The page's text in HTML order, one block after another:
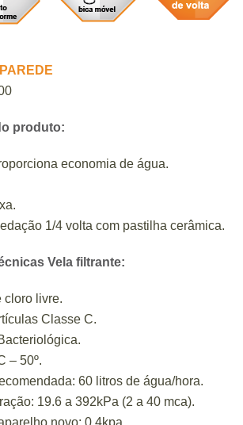
produto:
economia de água.
1/4 volta com pastilha cerâmica.
Vela filtrante:
cloro livre.
Classe C.
– 50º.
60 litros de água/hora.
19.6 a 392kPa (2 a 40 mca).
novo: 0,4kpa.